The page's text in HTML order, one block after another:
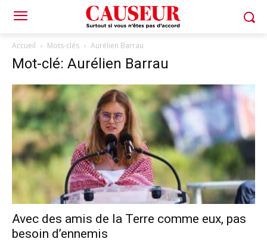
Accueil Mots-clés Aurélien Barrau
Mot-clé: Aurélien Barrau
Avec des amis de la Terre comme eux, pas
besoin d’ennemis